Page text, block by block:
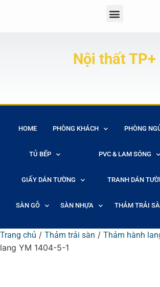
Nội thất TP+
HOME PHÒNG KHÁCH PHÒNG
TỦ BẾP PVC & LAM SÓNG
GIẤY DÁN TƯỜNG TRANH DÁN
SÀN GỖ SÀN NHỰA THẢM TRẢI
Trang chủ / Thảm trải sàn / Thảm hành
lang YM 1404-5-1